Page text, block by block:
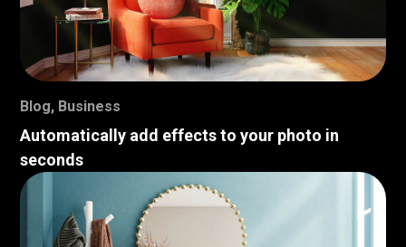
Blog, Business
Automatically add effects to your photo in
seconds